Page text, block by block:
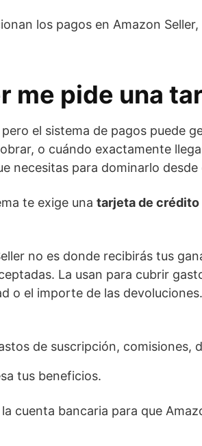
los pagos en Amazon Seller,
me pide una
el sistema de pagos puede
o cuándo exactamente
necesitas para dominarlo desde
te exige una tarjeta de crédito
no es donde recibirás tus
La usan para cubrir
o el importe de las
de suscripción, comisiones,
tus beneficios.
cuenta bancaria para que